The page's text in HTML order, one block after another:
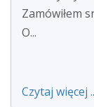
Zamówiłem
O...
Czytaj więcej